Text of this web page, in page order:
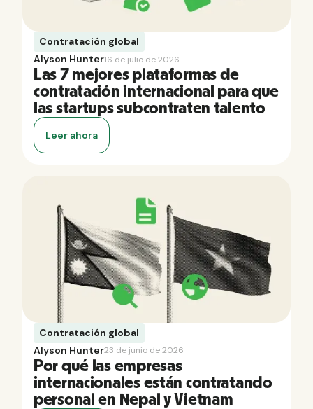
Contratación global
Alyson Hunter16 de julio de 2026
Las 7 mejores plataformas de
contratación internacional para que
las startups subcontraten talento
Leer ahora
Contratación global
Alyson Hunter23 de junio de 2026
Por qué las empresas
internacionales están contratando
personal en Nepal y Vietnam